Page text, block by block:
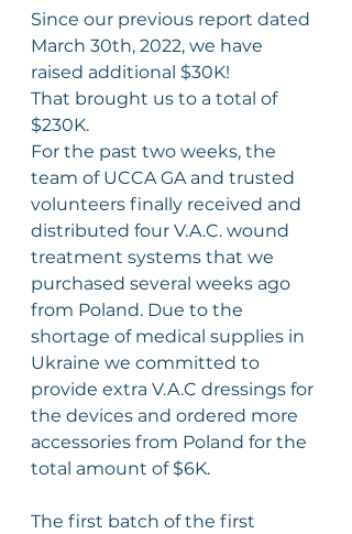
Since our previous report dated
March 30th, 2022, we have
raised additional $30K!
That brought us to a total of
$230K.
For the past two weeks, the
team of UCCA GA and trusted
volunteers finally received and
distributed four V.A.C. wound
treatment systems that we
purchased several weeks ago
from Poland. Due to the
shortage of medical supplies in
Ukraine we committed to
provide extra V.A.C dressings for
the devices and ordered more
accessories from Poland for the
total amount of $6K.
The first batch of the first